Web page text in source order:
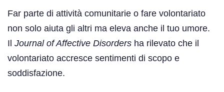
Far parte di attività comunitarie o fare volontariato
non solo aiuta gli altri ma eleva anche il tuo umore.
Il Journal of Affective Disorders ha rilevato che il
volontariato accresce sentimenti di scopo e
soddisfazione.